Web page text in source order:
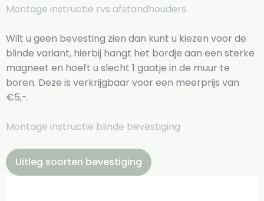
Montage instructie rvs afstandhouders
Wilt u geen bevesting zien dan kunt u kiezen voor de
blinde variant, hierbij hangt het bordje aan een sterke
magneet en hoeft u slecht 1 gaatje in de muur te
boren. Deze is verkrijgbaar voor een meerprijs van
€5,-.
Montage instructie blinde bevestiging
Uitleg soorten bevestiging